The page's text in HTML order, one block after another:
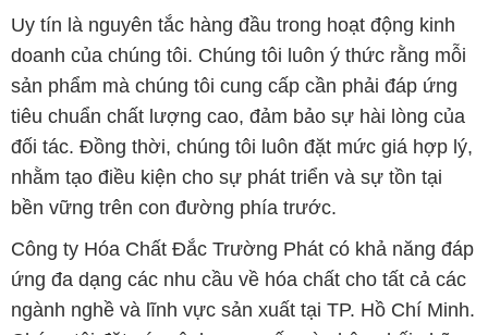
đối tác. Đồng thời, chúng tôi luôn đặt mức giá hợp lý,
nhằm tạo điều kiện cho sự phát triển và sự tồn tại
bền vững trên con đường phía trước.
Công ty Hóa Chất Đắc Trường Phát có khả năng đáp
ứng đa dạng các nhu cầu về hóa chất cho tất cả các
ngành nghề và lĩnh vực sản xuất tại TP. Hồ Chí Minh.
Chúng tôi đặt sứ mệnh cung cấp và phân phối những
sản phẩm hóa chất đáng tin cậy, chất lượng và có giá
thành tốt nhất.
Đội ngũ nhân viên của chúng tôi là những chuyên gia